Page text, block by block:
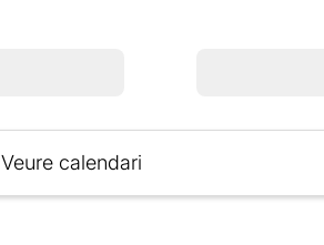
Veure calendari